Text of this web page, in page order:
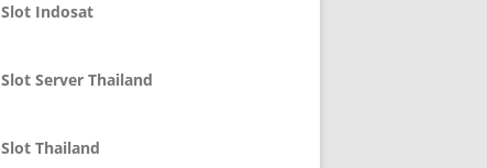
Slot Indosat
Slot Server Thailand
Slot Thailand